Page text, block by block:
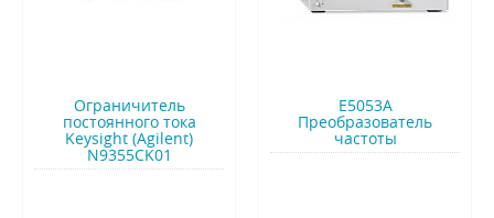
Ограничитель
постоянного тока
Keysight (Agilent)
N9355CK01
E5053A
Преобразователь
частоты